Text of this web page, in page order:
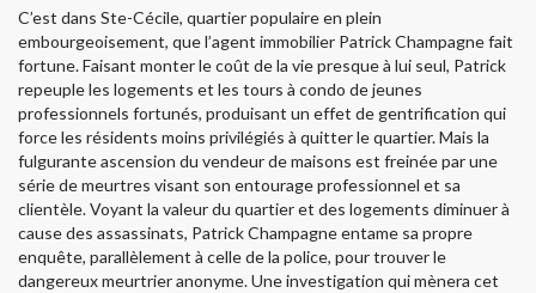
C’est dans Ste-Cécile, quartier populaire en plein
embourgeoisement, que l’agent immobilier Patrick Champagne fait
fortune. Faisant monter le coût de la vie presque à lui seul, Patrick
repeuple les logements et les tours à condo de jeunes
professionnels fortunés, produisant un effet de gentrification qui
force les résidents moins privilégiés à quitter le quartier. Mais la
fulgurante ascension du vendeur de maisons est freinée par une
série de meurtres visant son entourage professionnel et sa
clientèle. Voyant la valeur du quartier et des logements diminuer à
cause des assassinats, Patrick Champagne entame sa propre
enquête, parallèlement à celle de la police, pour trouver le
dangereux meurtrier anonyme. Une investigation qui mènera cet